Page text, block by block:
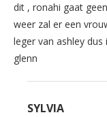
dit , ronahi gaat
weer zal er een
leger van ashley
glenn
SYLVIA